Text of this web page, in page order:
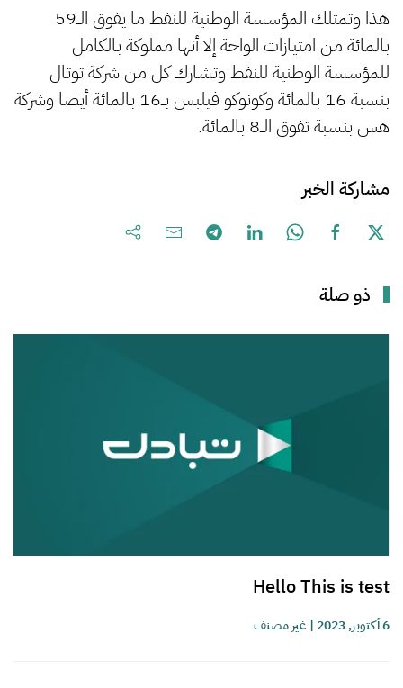
هذا وتمتلك المؤسسة الوطنية للنفط ما يفوق الــ59
بالمائة من امتيازات الواحة إلا أنها مملوكة بالكامل
للمؤسسة الوطنية للنفط وتشارك كل من شركة توتال
بنسبة 16 بالمائة وكونوكو فيلبس بــ16 بالمائة أيضا وشركة
هس بنسبة تفوق الــ8 بالمائة.
مشاركة الخبر
ذو صلة
Hello This is test
6 أكتوبر, 2023 | غير مصنف